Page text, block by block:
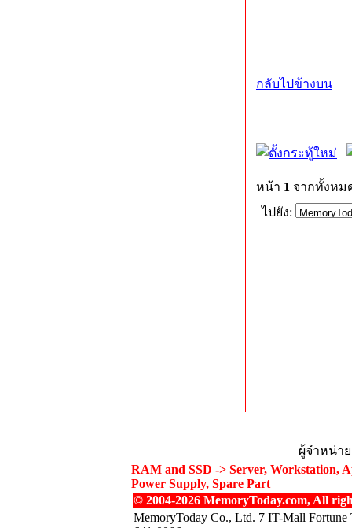
กลับไปข้างบน
หน้า 1 จากทั้งห
ไปยัง:
ผู้จำหน่าย
RAM and SSD -> Server, Workstation,
Power Supply, Spare Part
© 2004-2026 MemoryToday.com, All
MemoryToday Co., Ltd. 7 IT-Mall Fortune